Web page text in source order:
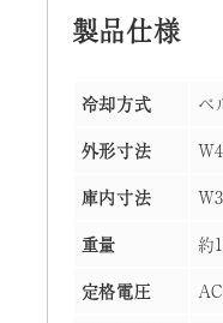
製品仕様
冷却方式
ペ
外形寸法
庫内寸法
重量
約
定格電圧